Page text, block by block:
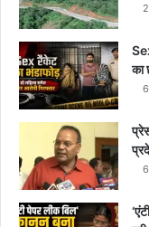
का